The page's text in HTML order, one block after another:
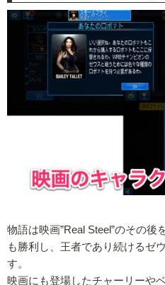
物語は映画”Real Steel”のその後
も勝利し、王者であり続けるゼ
す。
映画にも登場したチャーリーや